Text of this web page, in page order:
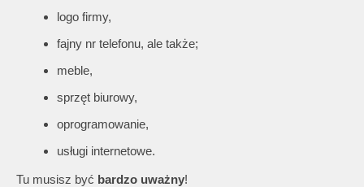
logo firmy,
fajny nr telefonu, ale także;
meble,
sprzęt biurowy,
oprogramowanie,
usługi internetowe.
Tu musisz być bardzo uważny!